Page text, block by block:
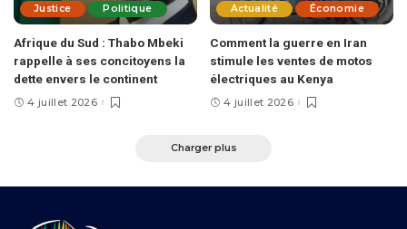
Justice
Politique
Afrique du Sud : Thabo Mbeki
rappelle à ses concitoyens la
dette envers le continent
4 juillet 2026
Actualité Économie
Comment la guerre en Iran
stimule les ventes de motos
électriques au Kenya
4 juillet 2026
Charger plus